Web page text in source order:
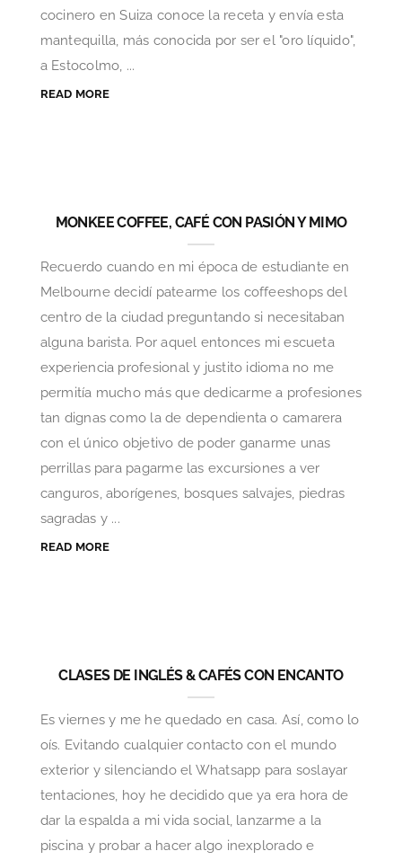
cocinero en Suiza conoce la receta y envía esta
mantequilla, más conocida por ser el "oro líquido",
a Estocolmo, ...
READ MORE
MONKEE COFFEE, CAFÉ CON PASIÓN Y MIMO
Recuerdo cuando en mi época de estudiante en
Melbourne decidí patearme los coffeeshops del
centro de la ciudad preguntando si necesitaban
alguna barista. Por aquel entonces mi escueta
experiencia profesional y justito idioma no me
permitía mucho más que dedicarme a profesiones
tan dignas como la de dependienta o camarera
con el único objetivo de poder ganarme unas
perrillas para pagarme las excursiones a ver
canguros, aborígenes, bosques salvajes, piedras
sagradas y ...
READ MORE
CLASES DE INGLÉS & CAFÉS CON ENCANTO
Es viernes y me he quedado en casa. Así, como lo
oís. Evitando cualquier contacto con el mundo
exterior y silenciando el Whatsapp para soslayar
tentaciones, hoy he decidido que ya era hora de
dar la espalda a mi vida social, lanzarme a la
piscina y probar a hacer algo inexplorado e